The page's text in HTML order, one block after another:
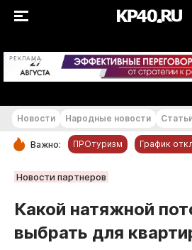
РЕКЛАМА
РУБРИКИ
Обнинск
Статьи
Новости Народные новости
Важно: ПРОтуризм График
Новости партнеров
Какой натяжной
выбрать для